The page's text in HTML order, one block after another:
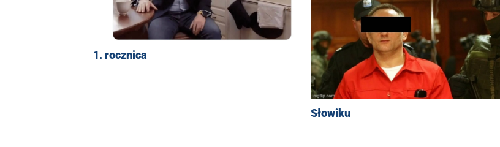
1. rocznica
Słowiku